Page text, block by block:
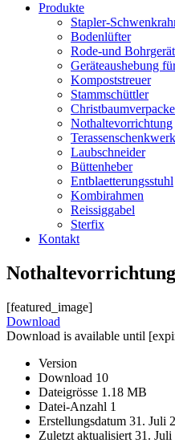
Produkte
Stapler-
Bodenlüfter
Rode-und Bohrgerät
Geräteaushebung
Kompoststreuer
Stammschüttler
Nothaltevorrichtung
Terassenschenkwerk
Laubschneider
Büttenheber
Entblaetterungsstuhl
Kombirahmen
Reissiggabel
Sterfix
Kontakt
[featured_image]
Download
Download is available until
Version
Download 10
Dateigrösse 1.18 MB
Datei-Anzahl 1
Erstellungsdatum 31. Juli
Zuletzt aktualisiert 31. Juli